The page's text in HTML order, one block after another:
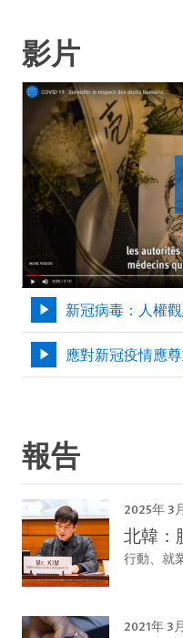
影片
新冠病毒：人權
應對新冠疫情應
報告
2025年 3
北韓：
行動、就
2021年 3